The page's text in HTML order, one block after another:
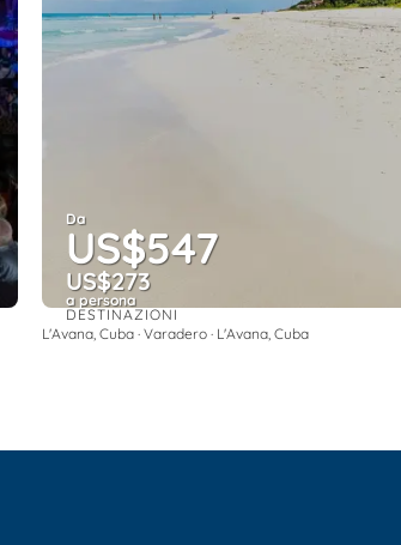
Da
US$547
US$273
a persona
Vedere
DESTINAZIONI
L'Avana, Cuba · Varadero · L'Avana, Cuba